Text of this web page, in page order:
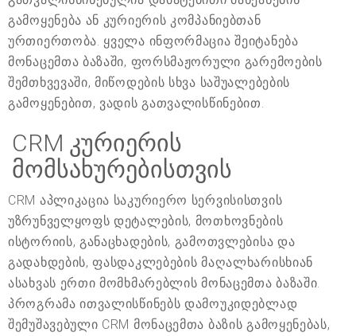
გამოყენება ან კურიერის კომპანიებთან
ურთიერთობა. ყველა ინფორმაცია შეიტანება
მონაცემთა ბაზაში, ფორსმაჟორული გარემოების
შემთხვევაში, მიწოდების სხვა საშუალებების
გამოყენებით, ვადის გათვალისწინებით.
CRM კურიერის
მომსახურებისთვის
CRM აპლიკაცია საკურიერო სერვისისთვის
უზრუნველყოფს დეტალების, მოთხოვნების
ისტორიის, განაცხადების, გამოთვლებისა და
გადახდების, ფასდაკლებების მაღალხარისხიან
ასახვას ერთი მომხმარებლის მონაცემთა ბაზაში.
პროგრამა ითვალისწინებს დამოუკიდებლად
შემუშავებული CRM მონაცემთა ბაზის გამოყენებას,